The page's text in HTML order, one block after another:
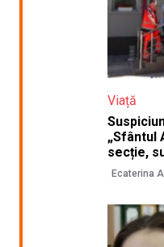
Viață
„Sfântul
secție,
Ecaterina